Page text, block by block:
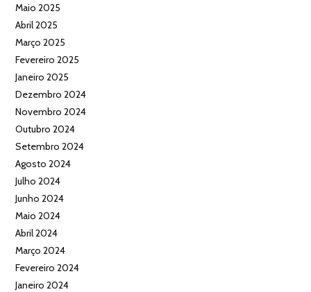
Maio 2025
Abril 2025
Março 2025
Fevereiro 2025
Janeiro 2025
Dezembro 2024
Novembro 2024
Outubro 2024
Setembro 2024
Agosto 2024
Julho 2024
Junho 2024
Maio 2024
Abril 2024
Março 2024
Fevereiro 2024
Janeiro 2024